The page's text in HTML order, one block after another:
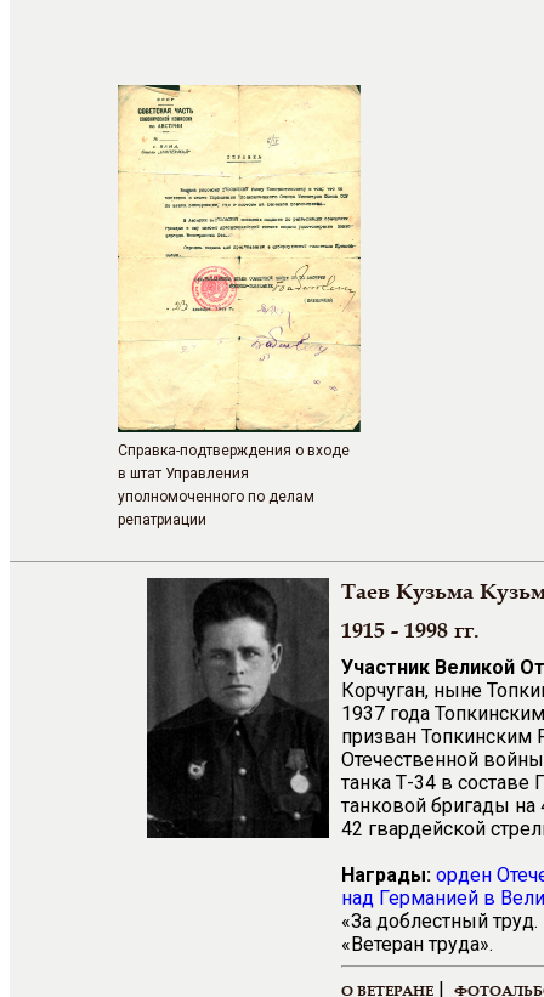
Справка-подтверждения о входе
в штат Управления
уполномоченного по делам
репатриации
Таев Кузьма
1915 - 1998 гг.
Участник Великой
Корчуган, ныне
1937 года
призван Топкинским
Отечественной
танка Т-34 в составе
танковой бригады на
42 гвардейской
Награды: орден
над Германией в
«За доблестный
«Ветеран труда».
О ВЕТЕРАНЕ |